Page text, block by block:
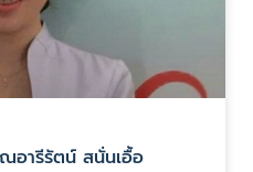
อารีรัตน์ สนั่นเอื้อ